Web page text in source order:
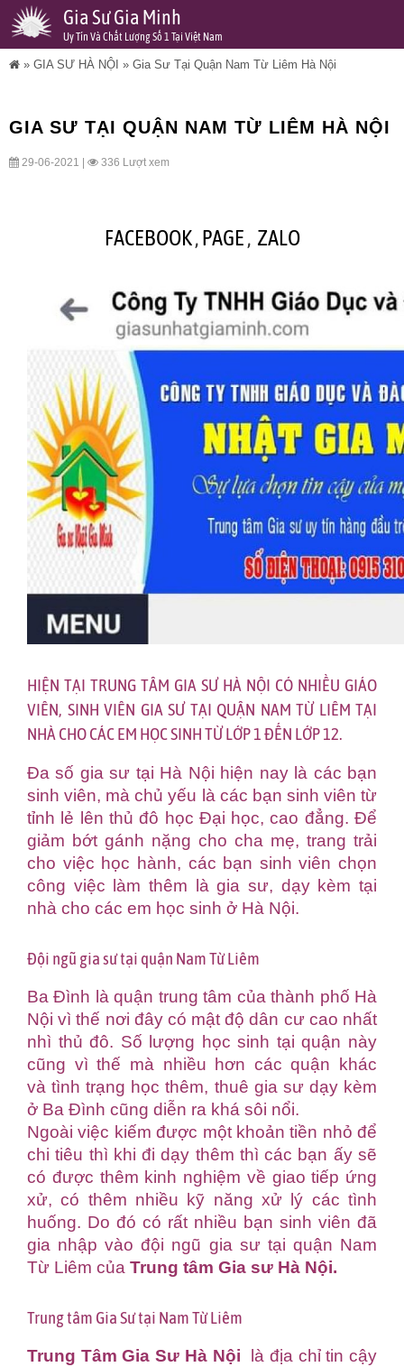
Gia Sư Gia Minh
Uy Tín Và Chất Lượng Số 1 Tại Việt Nam
» GIA SƯ HÀ NỘI » Gia Sư Tại Quận Nam Từ Liêm Hà Nội
GIA SƯ TẠI QUẬN NAM TỪ LIÊM HÀ NỘI
29-06-2021 | 336 Lượt xem
FACEBOOK,PAGE, ZALO
HIỆN TẠI TRUNG TÂM GIA SƯ HÀ NỘI CÓ NHIỀU GIÁO
VIÊN, SINH VIÊN GIA SƯ TẠI QUẬN NAM TỪ LIÊM TẠI
NHÀ CHO CÁC EM HỌC SINH TỪ LỚP 1 ĐẾN LỚP 12.
Đa số gia sư tại Hà Nội hiện nay là các bạn
sinh viên, mà chủ yếu là các bạn sinh viên từ
tỉnh lẻ lên thủ đô học Đại học, cao đẳng. Để
giảm bớt gánh nặng cho cha mẹ, trang trải
cho việc học hành, các bạn sinh viên chọn
công việc làm thêm là gia sư, dạy kèm tại
nhà cho các em học sinh ở Hà Nội.
Đội ngũ gia sư tại quận Nam Từ Liêm
Ba Đình là quận trung tâm của thành phố Hà
Nội vì thế nơi đây có mật độ dân cư cao nhất
nhì thủ đô. Số lượng học sinh tại quận này
cũng vì thế mà nhiều hơn các quận khác
và tình trạng học thêm, thuê gia sư dạy kèm
ở Ba Đình cũng diễn ra khá sôi nổi.
Ngoài việc kiếm được một khoản tiền nhỏ để
chi tiêu thì khi đi dạy thêm thì các bạn ấy sẽ
có được thêm kinh nghiệm về giao tiếp ứng
xử, có thêm nhiều kỹ năng xử lý các tình
huống. Do đó có rất nhiều bạn sinh viên đã
gia nhập vào đội ngũ gia sư tại quận Nam
Từ Liêm của Trung tâm Gia sư Hà Nội.
Trung tâm Gia Sư tại Nam Từ Liêm
Trung Tâm Gia Sư Hà Nội là địa chỉ tin cậy